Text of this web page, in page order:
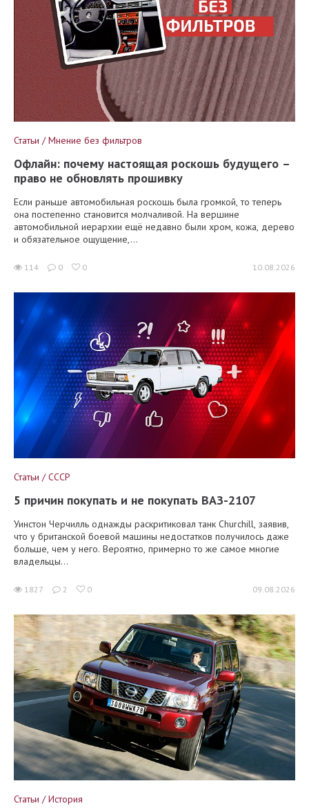
Статьи / Мнение без фильтров
Офлайн: почему настоящая роскошь будущего –
право не обновлять прошивку
Если раньше автомобильная роскошь была громкой, то теперь
она постепенно становится молчаливой. На вершине
автомобильной иерархии ещё недавно были хром, кожа, дерево
и обязательное ощущение,...
114 0 0 10.08.2026
Статьи / СССР
5 причин покупать и не покупать ВАЗ-2107
Уинстон Черчилль однажды раскритиковал танк Churchill, заявив,
что у британской боевой машины недостатков получилось даже
больше, чем у него. Вероятно, примерно то же самое многие
владельцы...
1827 2 0 09.08.2026
Статьи / История